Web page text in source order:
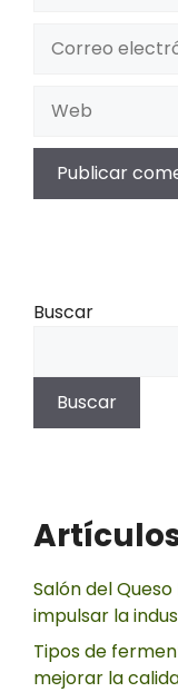
electrónico
Buscar
Buscar
Salón del
impulsar la
Tipos de
mejorar la